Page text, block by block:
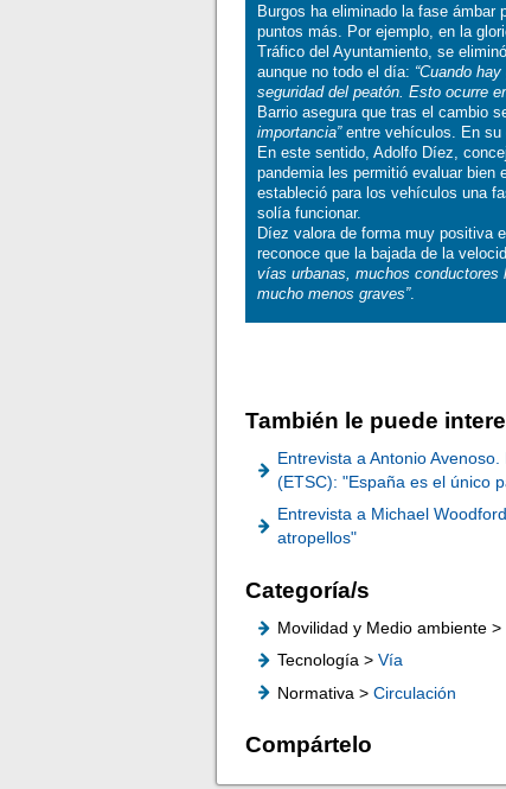
Burgos ha eliminado la fase ámbar
puntos más. Por ejemplo, en la
Tráfico del Ayuntamiento, se
aunque no todo el día: “Cuando
seguridad del peatón. Esto ocurre
Barrio asegura que tras el cambio
importancia”entre vehículos. En su
En este sentido, Adolfo Díez,
pandemia les permitió evaluar bien
estableció para los vehículos una
solía funcionar.
Díez valora de forma muy positiva
reconoce que la bajada de la
vías urbanas, muchos
mucho menos graves”.
También le puede
Entrevista a Antonio
(ETSC): "España es el único
Entrevista a Michael
atropellos"
Categoría/s
Movilidad y Medio ambiente >
Tecnología >Vía
Normativa >Circulación
Compártelo